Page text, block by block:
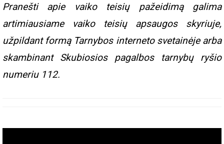
Pranešti apie vaiko teisių pažeidimą galima
artimiausiame vaiko teisių apsaugos skyriuje,
užpildant formą Tarnybos interneto svetainėje arba
skambinant Skubiosios pagalbos tarnybų ryšio
numeriu 112.